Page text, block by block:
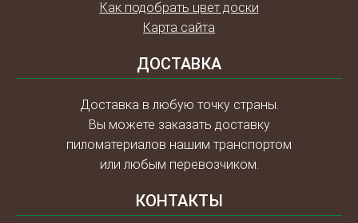
Как подобрать цвет доски
Карта сайта
ДОСТАВКА
Доставка в любую точку страны.
Вы можете заказать доставку
пиломатериалов нашим транспортом
или любым перевозчиком.
КОНТАКТЫ